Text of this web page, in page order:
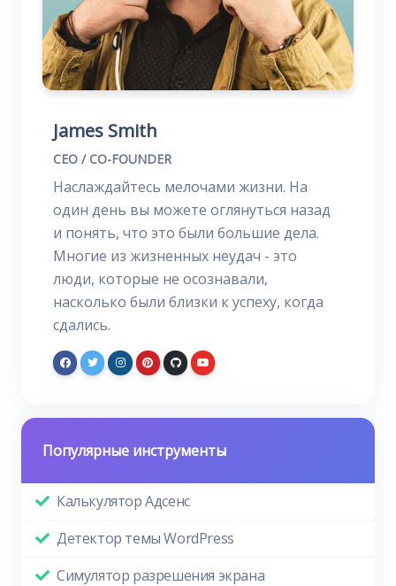
James Smith
CEO / CO-FOUNDER
Наслаждайтесь мелочами жизни. На
один день вы можете оглянуться назад
и понять, что это были большие дела.
Многие из жизненных неудач - это
люди, которые не осознавали,
насколько были близки к успеху, когда
сдались.
Популярные инструменты
Калькулятор Адсенс
Детектор темы WordPress
Симулятор разрешения экрана